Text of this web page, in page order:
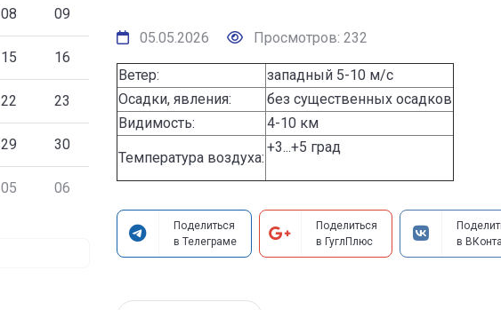
08 09
15 16
22 23
29 30
05 06
05.05.2026 Просмотров: 232
Ветер:
западный 5-10 м/с
Осадки, явления:
без существенных осадков
Видимость:
4-10 км
Температура воздуха:
+3...+5 град
Поделиться
в Телеграме
Поделиться
в ГуглПлюс
в